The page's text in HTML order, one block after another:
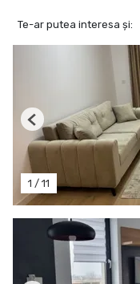
Te-ar putea interesa și:
1 / 11
Previous